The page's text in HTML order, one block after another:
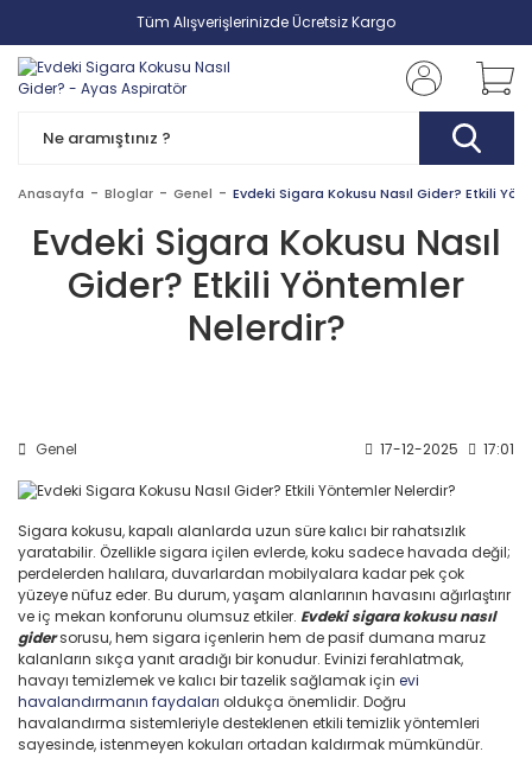
Tüm Alışverişlerinizde Ücretsiz Kargo
Anasayfa Bloglar Genel Evdeki Sigara Kokusu Nasıl Gider? Etkili
Evdeki Sigara Kokusu Nasıl
Gider? Etkili Yöntemler
Nelerdir?
Genel 17-12-2025 17:01
Sigara kokusu, kapalı alanlarda uzun süre kalıcı bir rahatsızlık
yaratabilir. Özellikle sigara içilen evlerde, koku sadece havada değil;
perdelerden halılara, duvarlardan mobilyalara kadar pek çok
yüzeye nüfuz eder. Bu durum, yaşam alanlarının havasını ağırlaştırır
ve iç mekan konforunu olumsuz etkiler. Evdeki sigara kokusu nasıl
gidersorusu, hem sigara içenlerin hem de pasif dumana maruz
kalanların sıkça yanıt aradığı bir konudur. Evinizi ferahlatmak,
havayı temizlemek ve kalıcı bir tazelik sağlamak için evi
havalandırmanın faydaları oldukça önemlidir. Doğru
havalandırma sistemleriyle desteklenen etkili temizlik yöntemleri
sayesinde, istenmeyen kokuları ortadan kaldırmak mümkündür.